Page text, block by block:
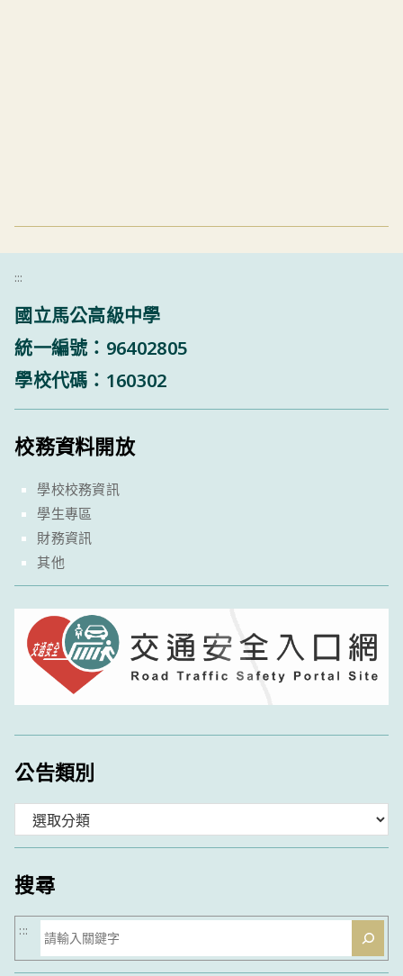
:::
國立馬公高級中學
統一編號：96402805
學校代碼：160302
校務資料開放
學校校務資訊
學生專區
財務資訊
其他
公告類別
類
搜尋
搜
尋
:::